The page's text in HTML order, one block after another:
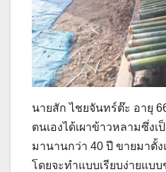
นายสัก ไชยจันทร์ต๊ะ อายุ
ตนเองได้เผาข้าวหลามซึ่ง
มานานกว่า 40 ปี ขายมาตั้
โดยจะทำแบบเรียบง่ายแบ